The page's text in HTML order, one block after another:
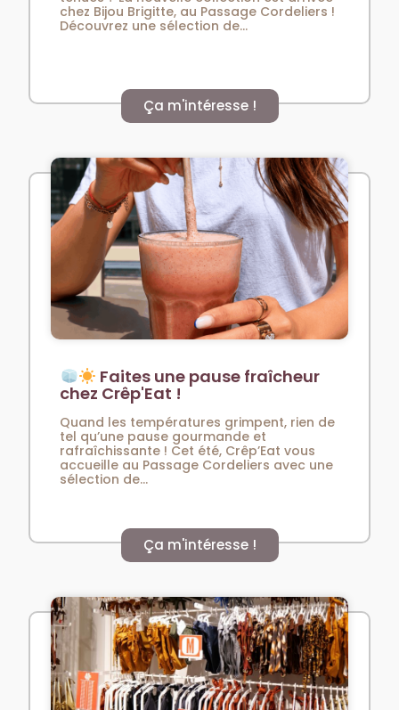
chez Bijou Brigitte, au Passage Cordeliers !
Découvrez une sélection de...
Ça m'intéresse !
Faites une pause fraîcheur
chez Crêp'Eat !
Quand les températures grimpent, rien de
tel qu’une pause gourmande et
rafraîchissante ! Cet été, Crêp’Eat vous
accueille au Passage Cordeliers avec une
sélection de...
Ça m'intéresse !